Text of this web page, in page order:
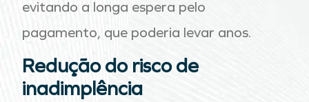
evitando a longa espera pelo
pagamento, que poderia levar anos.
Redução do risco de
inadimplência